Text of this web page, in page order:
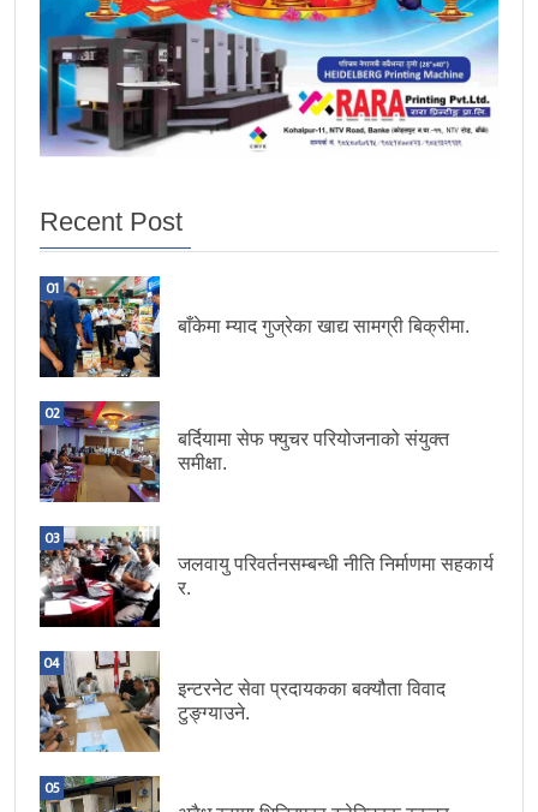
Recent Post
01
बाँकेमा म्याद गुज्रेका खाद्य सामग्री बिक्रीमा.
02
बर्दियामा सेफ फ्युचर परियोजनाको संयुक्त
समीक्षा.
03
जलवायु परिवर्तनसम्बन्धी नीति निर्माणमा सहकार्य
र.
04
इन्टरनेट सेवा प्रदायकका बक्यौता विवाद
टुङ्ग्याउने.
05